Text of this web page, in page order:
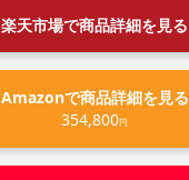
楽天市場で商品詳細を見る
Amazonで商品詳細を見る
354,800円